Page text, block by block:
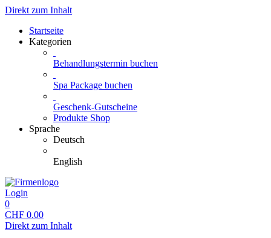
Direkt zum Inhalt
Startseite
Kategorien
Behandlungstermin buchen
Spa Package buchen
Geschenk-Gutscheine
Produkte Shop
Sprache
Deutsch
English
Login
0
CHF 0.00
Direkt zum Inhalt